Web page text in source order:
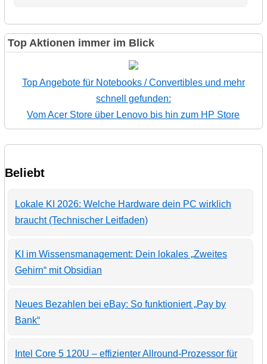
Top Aktionen immer im Blick
Top Angebote für Notebooks / Convertibles und mehr
schnell gefunden:
Vom Acer Store über Lenovo bis hin zum HP Store
Beliebt
Lokale KI 2026: Welche Hardware dein PC wirklich
braucht (Technischer Leitfaden)
KI im Wissensmanagement: Dein lokales „Zweites
Gehirn“ mit Obsidian
Neues Bezahlen bei eBay: So funktioniert „Pay by
Bank“
Intel Core 5 120U – effizienter Allround-Prozessor für